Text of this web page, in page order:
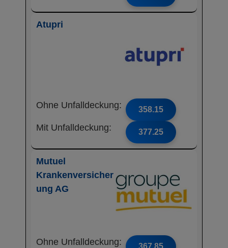
Atupri
Ohne Unfalldeckung: 358.15
Mit Unfalldeckung: 377.25
Mutuel
Krankenversicher
ung AG
Ohne Unfalldeckung: 367.85